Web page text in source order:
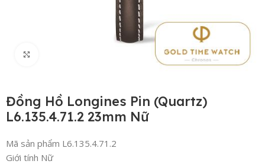
Đồng Hồ Longines Pin (Quartz)
L6.135.4.71.2 23mm Nữ
Mã sản phẩm L6.135.4.71.2
Giới tính Nữ